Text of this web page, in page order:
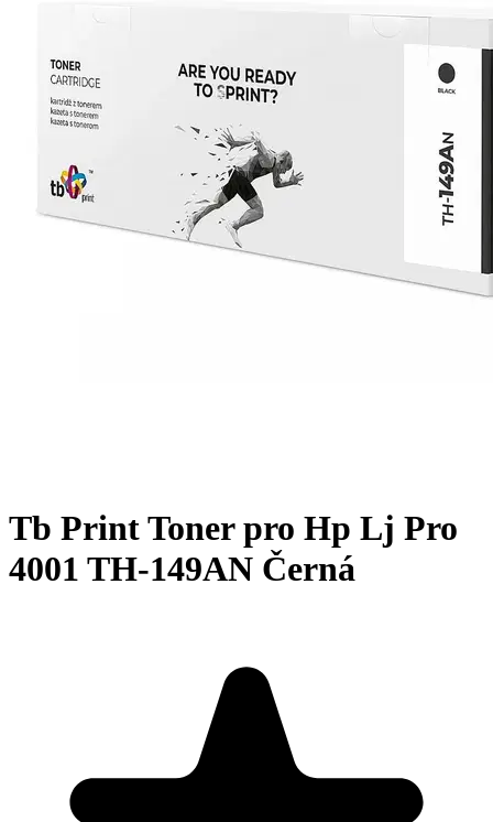
Tb Print Toner pro Hp Lj Pro
4001 TH-149AN Černá